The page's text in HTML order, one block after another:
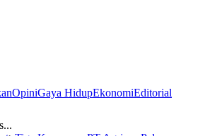
OpiniGaya HidupEkonomiEditorial